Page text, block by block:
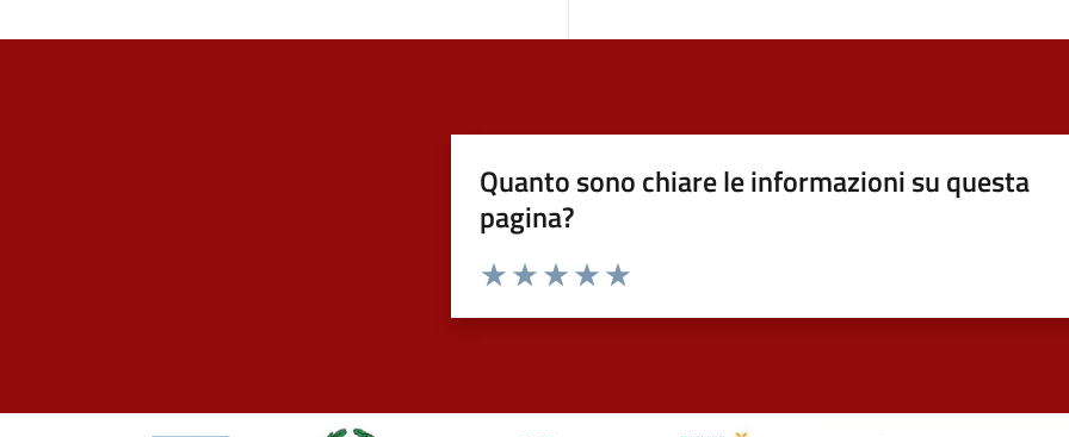
Quanto sono chiare le informazioni su questa
pagina?